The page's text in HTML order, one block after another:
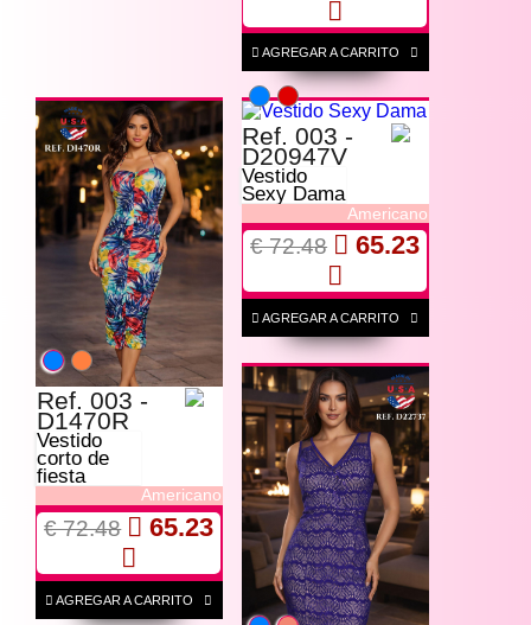
AGREGAR A CARRITO
Ref. 003 -
D1470R
Vestido
corto de
fiesta
Americano
€ 72.48 65.23
AGREGAR A CARRITO
Ref. 003 -
D20947V
Vestido
Sexy Dama
Americano
€ 72.48 65.23
AGREGAR A CARRITO